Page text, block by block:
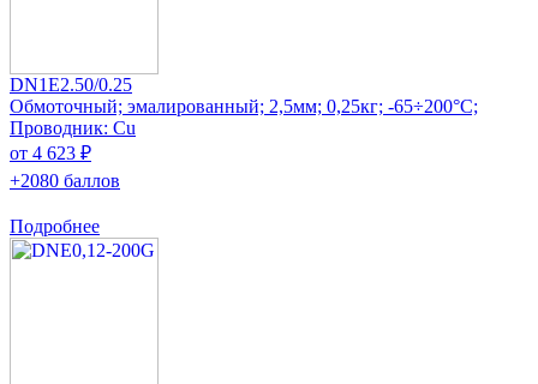
DN1E2.50/0.25
Обмоточный; эмалированный; 2,5мм; 0,25кг; -65÷200°C;
Проводник: Cu
от 4 623 ₽
+2080 баллов
Подробнее